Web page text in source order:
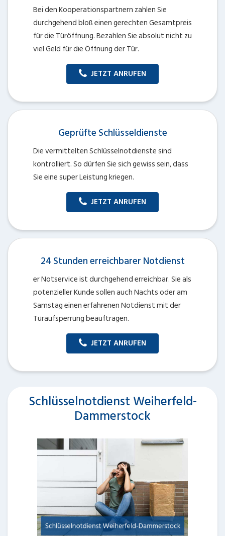
Bei den Kooperationspartnern zahlen Sie
durchgehend bloß einen gerechten Gesamtpreis
für die Türöffnung. Bezahlen Sie absolut nicht zu
viel Geld für die Öffnung der Tür.
JETZT ANRUFEN
Geprüfte Schlüsseldienste
Die vermittelten Schlüsselnotdienste sind
kontrolliert. So dürfen Sie sich gewiss sein, dass
Sie eine super Leistung kriegen.
JETZT ANRUFEN
24 Stunden erreichbarer Notdienst
er Notservice ist durchgehend erreichbar. Sie als
potenzieller Kunde sollen auch Nachts oder am
Samstag einen erfahrenen Notdienst mit der
Türaufsperrung beauftragen.
JETZT ANRUFEN
Schlüsselnotdienst Weiherfeld-
Dammerstock